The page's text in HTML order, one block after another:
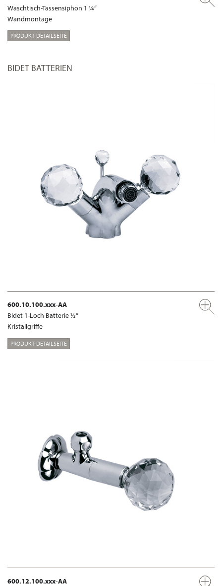
Waschtisch-Tassensiphon 1 ¼“
Wandmontage
PRODUKT-DETAILSEITE
BIDET BATTERIEN
600.10.100.xxx-AA
Bidet 1-Loch Batterie ½“
Kristallgriffe
PRODUKT-DETAILSEITE
600.12.100.xxx-AA